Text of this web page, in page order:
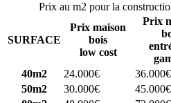
Prix au m2 pour la
SURFACE
Prix maison
bois
low cost
Prix
40m2
24.000€ 36.000€
50m2
30.000€ 45.000€